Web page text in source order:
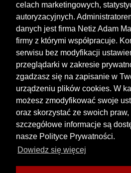
celach marketingowych,
autoryzacyjnych.
danych jest firma Netiz Adam
firmy z którymi współpracuje.
serwisu bez modyfikacji
przeglądarki w zakresie
zgadzasz się na zapisanie w
urządzeniu plików cookies. W
możesz zmodyfikować swoje
oraz skorzystać ze swoich praw,
szczegółowe informacje są
nasze Polityce Prywatności.
Dowiedz się więcej
FOLLOW US
© 2026 by MotoWhizzer.com
All rights reserved.
KONTAKT
ul. Chopina 16, I piętro
47-400 Racibórz